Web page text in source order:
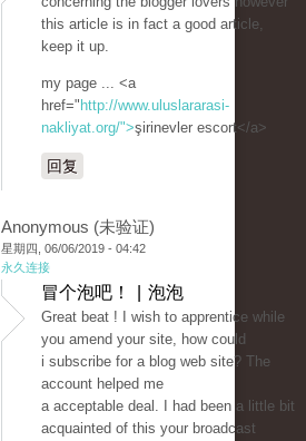
this article is in fact a good article,
keep it up.
my page ... <a
href=" http://www.uluslararasi-
nakliyat.org/">şirinevler escort</a>
回复
Anonymous (未验证)
星期四, 06/06/2019 - 04:42
永久连接
冒个泡吧！ | 泡泡
Great beat ! I wish to apprentice while
you amend your site, how could
i subscribe for a blog web site? The
account helped me
a acceptable deal. I had been a little bit
acquainted of this your broadcast